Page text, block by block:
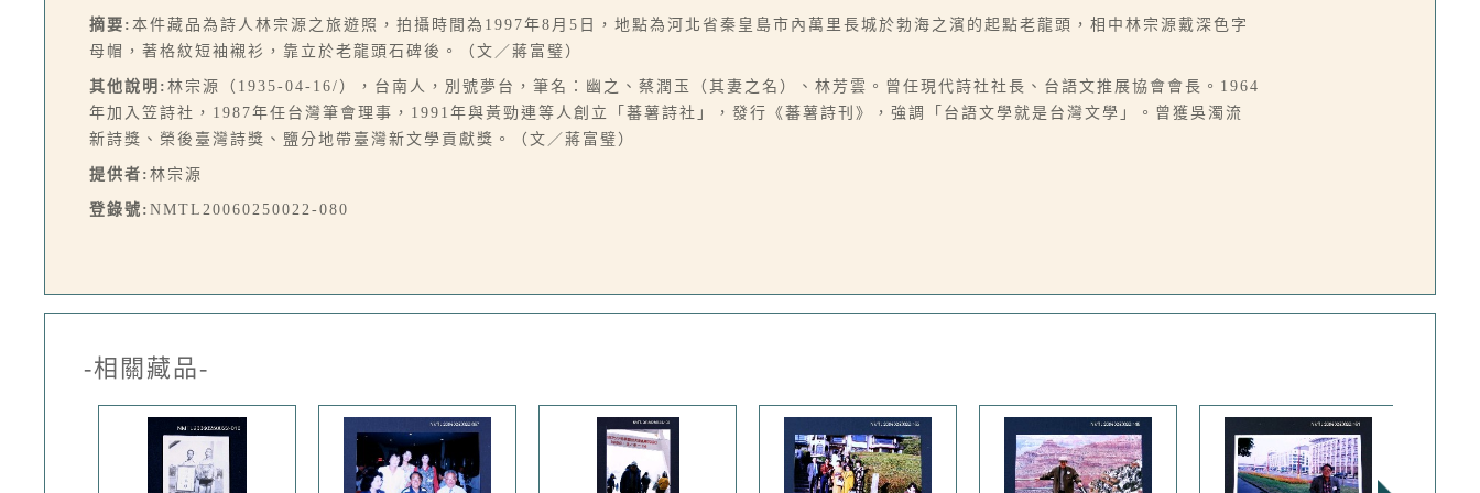
摘要: 本件藏品為詩人林宗源之旅遊照，拍攝時間為1997年8月5日，地點為河北省秦皇島市內萬里長城於勃海之濱的起點老龍頭，相中林宗源戴深色字
母帽，著格紋短袖襯衫，靠立於老龍頭石碑後。（文／蔣富璧）
其他說明: 林宗源（1935-04-16/），台南人，別號夢台，筆名：幽之、蔡潤玉（其妻之名）、林芳雲。曾任現代詩社社長、台語文推展協會會長。1964
年加入笠詩社，1987年任台灣筆會理事，1991年與黃勁連等人創立「蕃薯詩社」，發行《蕃薯詩刊》，強調「台語文學就是台灣文學」。曾獲吳濁流
新詩獎、榮後臺灣詩獎、鹽分地帶臺灣新文學貢獻獎。（文／蔣富璧）
提供者: 林宗源
登錄號: NMTL20060250022-080
-相關藏品-